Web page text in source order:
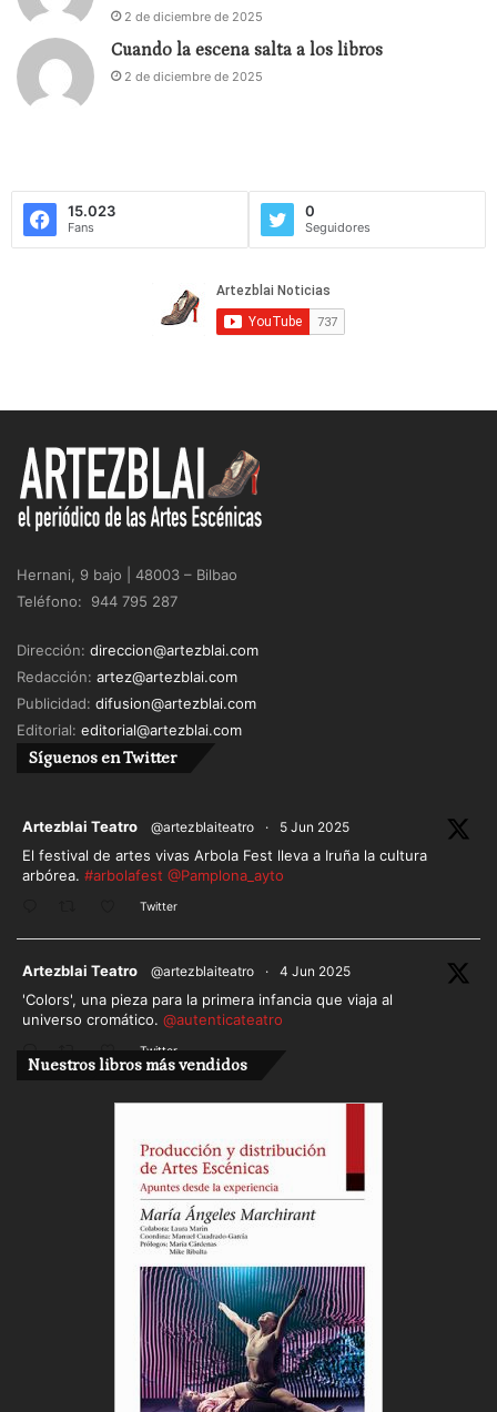
2 de diciembre de 2025
Cuando la escena salta a los libros
2 de diciembre de 2025
15.023
Fans
0
Seguidores
Hernani, 9 bajo | 48003 – Bilbao
Teléfono: 944 795 287
Dirección: direccion@artezblai.com
Redacción: artez@artezblai.com
Publicidad: difusion@artezblai.com
Editorial: editorial@artezblai.com
Síguenos en Twitter
Artezblai Teatro @artezblaiteatro · 5 Jun 2025
El festival de artes vivas Arbola Fest lleva a Iruña la cultura
arbórea. #arbolafest @Pamplona_ayto
Twitter
Artezblai Teatro @artezblaiteatro · 4 Jun 2025
'Colors', una pieza para la primera infancia que viaja al
universo cromático. @autenticateatro
Twitter
Cargar más
Nuestros libros más vendidos